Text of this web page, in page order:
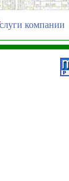
компании